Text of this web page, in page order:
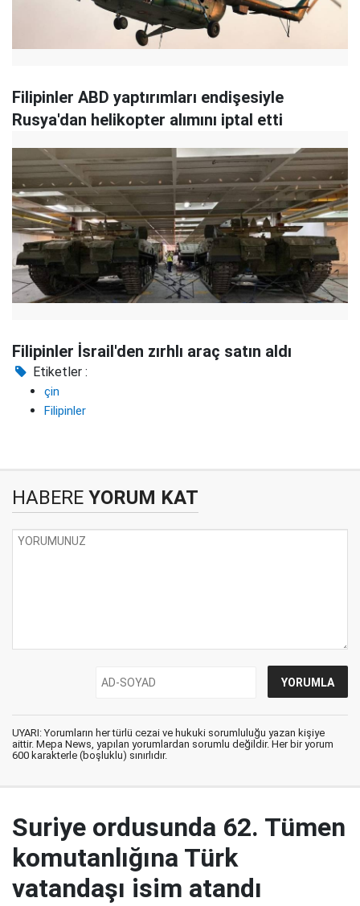
Filipinler ABD yaptırımları endişesiyle
Rusya'dan helikopter alımını iptal etti
Filipinler İsrail'den zırhlı araç satın aldı
Etiketler :
çin
Filipinler
HABERE YORUM KAT
UYARI: Yorumların her türlü cezai ve hukuki sorumluluğu yazan kişiye
aittir. Mepa News, yapılan yorumlardan sorumlu değildir. Her bir yorum
600 karakterle (boşluklu) sınırlıdır.
Suriye ordusunda 62. Tümen
komutanlığına Türk
vatandaşı isim atandı